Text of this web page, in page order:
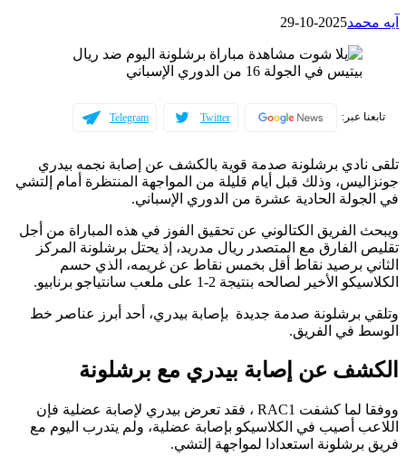
آيه محمد2025-10-29
تابعنا عبر: Twitter
Telegram
تلقى نادي برشلونة صدمة قوية بالكشف عن إصابة نجمه بيدري
جونزاليس، وذلك قبل أيام قليلة من المواجهة المنتظرة أمام إلتشي
في الجولة الحادية عشرة من الدوري الإسباني.
ويبحث الفريق الكتالوني عن تحقيق الفوز في هذه المباراة من أجل
تقليص الفارق مع المتصدر ريال مدريد، إذ يحتل برشلونة المركز
الثاني برصيد نقاط أقل بخمس نقاط عن غريمه، الذي حسم
الكلاسيكو الأخير لصالحه بنتيجة 2-1 على ملعب سانتياجو برنابيو.
وتلقي برشلونة صدمة جديدة بإصابة بيدري، أحد أبرز عناصر خط
الوسط في الفريق.
الكشف عن إصابة بيدري مع برشلونة
ووفقا لما كشفت RAC1 ، فقد تعرض بيدري لإصابة عضلية فإن
اللاعب أصيب في الكلاسيكو بإصابة عضلية، ولم يتدرب اليوم مع
فريق برشلونة استعدادا لمواجهة إلتشي.